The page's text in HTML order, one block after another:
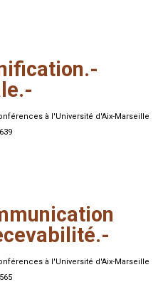
à l'Université d'Aix-Marseille
à l'Université d'Aix-Marseille